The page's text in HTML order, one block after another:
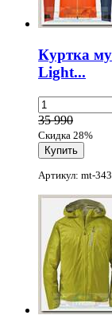
Куртка
Light...
35 990
Скидка 28%
Артикул: mt-